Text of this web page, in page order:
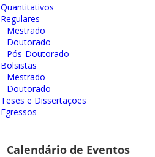
Quantitativos
Regulares
Mestrado
Doutorado
Pós-Doutorado
Bolsistas
Mestrado
Doutorado
Teses e Dissertações
Egressos
Calendário de Eventos